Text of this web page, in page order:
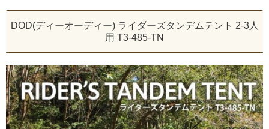
DOD(ディーオーディー) ライダーズタンデムテント 2-3人
用 T3-485-TN